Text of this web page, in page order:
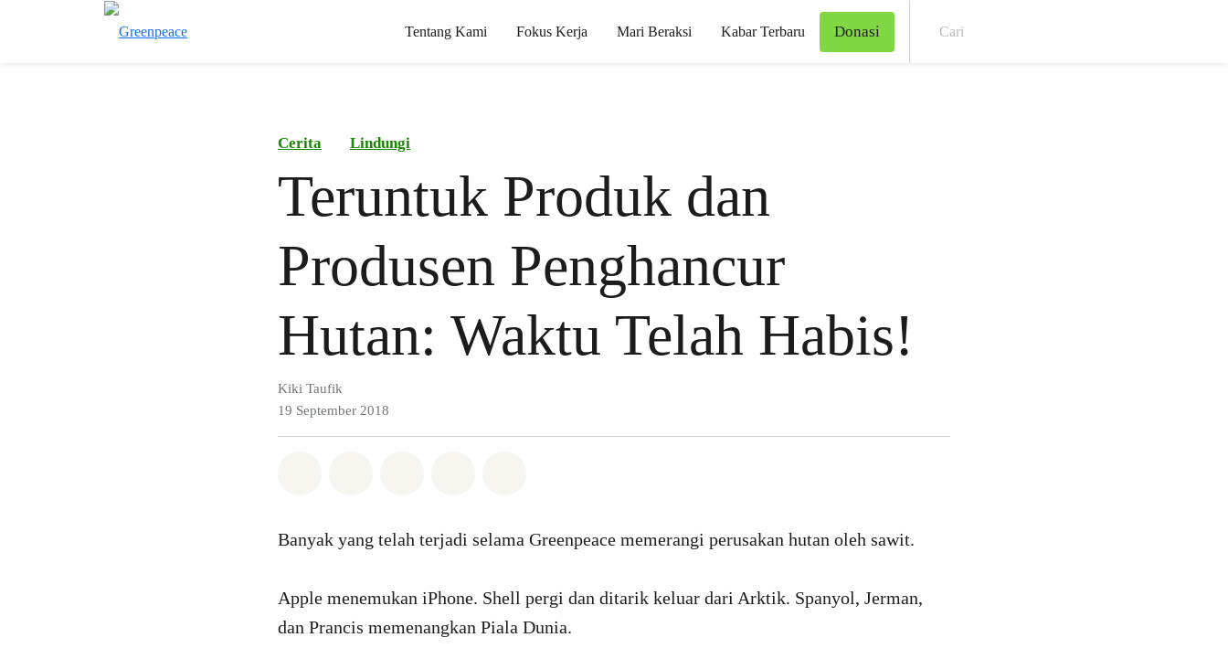
Tentang Kami Fokus Kerja Mari Beraksi Kabar Terbaru Donasi
Cerita Lindungi
Teruntuk Produk dan
Produsen Penghancur
Hutan: Waktu Telah Habis!
Kiki Taufik
19 September 2018
Banyak yang telah terjadi selama Greenpeace memerangi perusakan hutan oleh sawit.
Apple menemukan iPhone. Shell pergi dan ditarik keluar dari Arktik. Spanyol, Jerman,
dan Prancis memenangkan Piala Dunia.